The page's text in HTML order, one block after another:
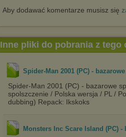
Aby dodawać komentarze musisz się
Inne pliki do pobrania z tego
Spider-Man 2001 (PC) -
Spider-Man 2001 (PC) - bazarowe
spolszczenie / Polska wersja / PL /
dubbing) Repack: Ikskoks
Monsters Inc Scare Island (PC)